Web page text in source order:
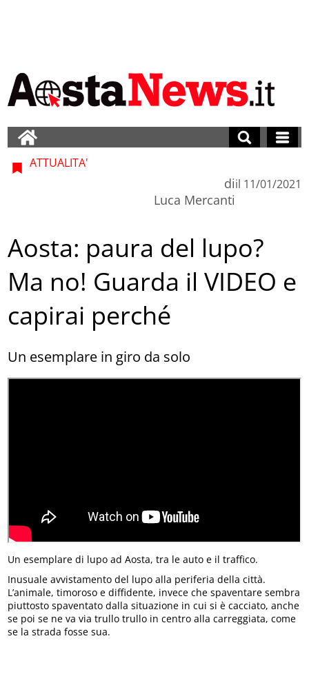
ATTUALITA'
di
Luca Mercanti
il 11/01/2021
Aosta: paura del lupo?
Ma no! Guarda il VIDEO e
capirai perché
Un esemplare in giro da solo
Un esemplare di lupo ad Aosta, tra le auto e il traffico.
Inusuale avvistamento del lupo alla periferia della città.
L’animale, timoroso e diffidente, invece che spaventare sembra
piuttosto spaventato dalla situazione in cui si è cacciato, anche
se poi se ne va via trullo trullo in centro alla carreggiata, come
se la strada fosse sua.